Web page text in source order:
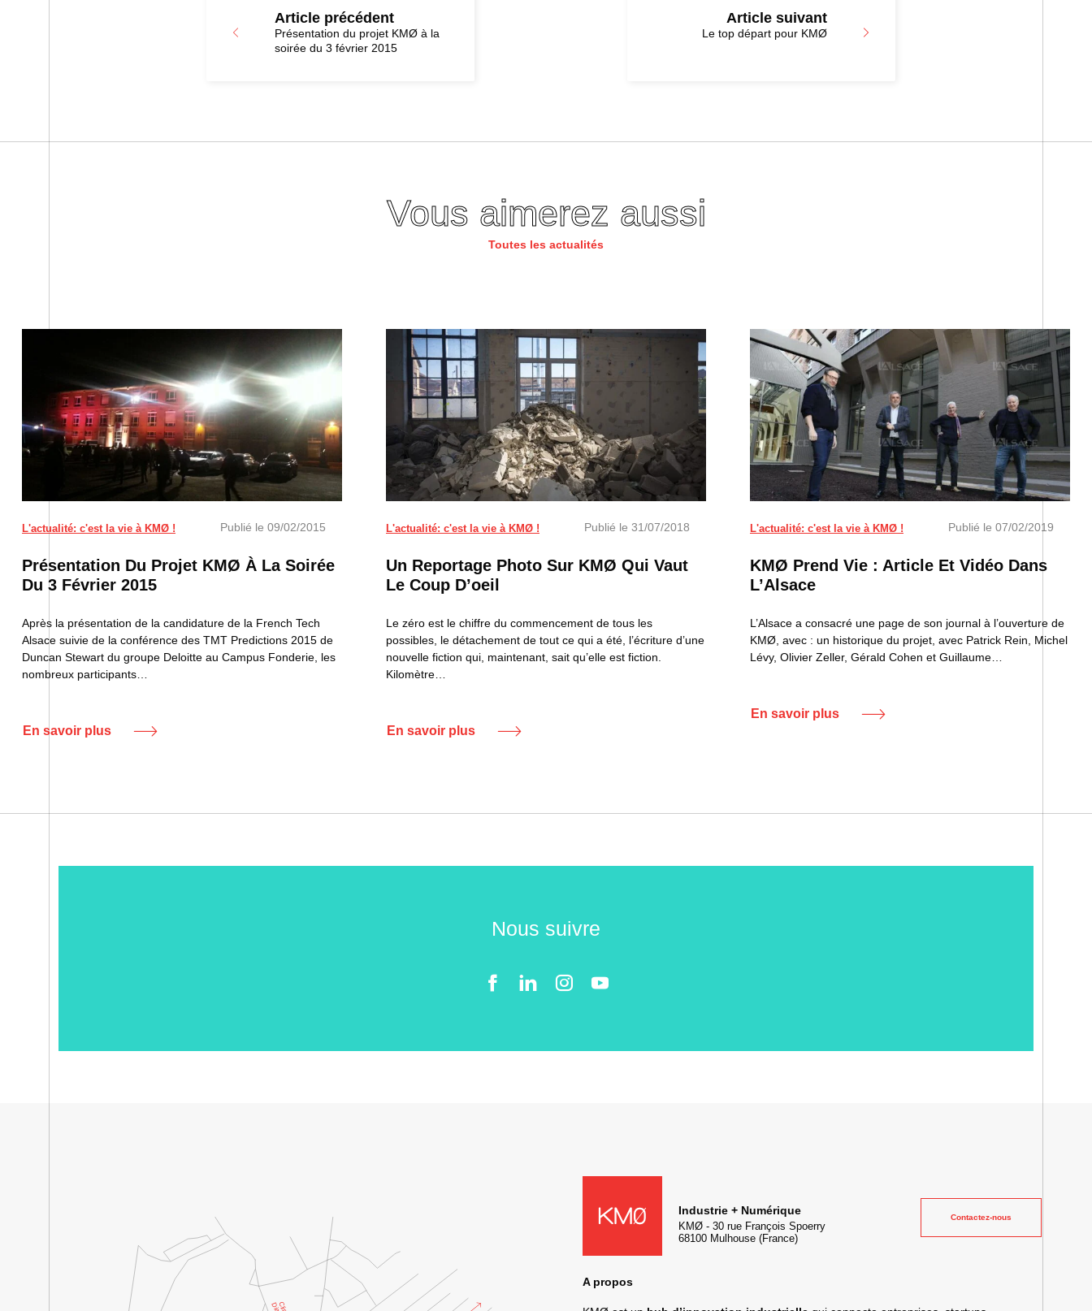
Article précédent
Présentation du projet KMØ à la
soirée du 3 février 2015
Article suivant
Le top départ pour KMØ
Vous aimerez aussi
Toutes les actualités
L'actualité: c'est la vie à KMØ ! Publié le 09/02/2015
Présentation Du Projet KMØ À La Soirée
Du 3 Février 2015
Après la présentation de la candidature de la French Tech
Alsace suivie de la conférence des TMT Predictions 2015 de
Duncan Stewart du groupe Deloitte au Campus Fonderie, les
nombreux participants…
En savoir plus
L'actualité: c'est la vie à KMØ ! Publié le 31/07/2018
Un Reportage Photo Sur KMØ Qui Vaut
Le Coup D’oeil
Le zéro est le chiffre du commencement de tous les
possibles, le détachement de tout ce qui a été, l’écriture d’une
nouvelle fiction qui, maintenant, sait qu’elle est fiction.
Kilomètre…
En savoir plus
L'actualité: c'est la vie à KMØ ! Publié le 07/02/2019
KMØ Prend Vie : Article Et Vidéo Dans
L’Alsace
L’Alsace a consacré une page de son journal à l’ouverture de
KMØ, avec : un historique du projet, avec Patrick Rein, Michel
Lévy, Olivier Zeller, Gérald Cohen et Guillaume…
En savoir plus
Nous suivre
Industrie + Numérique
KMØ - 30 rue François Spoerry
68100 Mulhouse (France)
Contactez-nous
A propos